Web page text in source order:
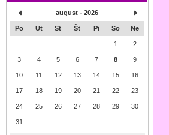
august - 2026
Po Ut St Št Pi So Ne
1 2
3 4 5 6 7 8 9
10 11 12 13 14 15 16
17 18 19 20 21 22 23
24 25 26 27 28 29 30
31